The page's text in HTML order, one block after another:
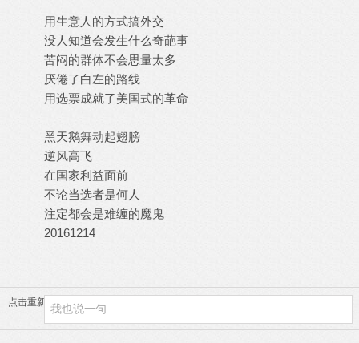
用生意人的方式搞外交
没人知道会发生什么奇葩事
苦闷的群体不会思量太多
厌倦了白左的路线
用选票成就了美国式的革命
黑天鹅舞动起翅膀
逆风高飞
在国家利益面前
不论当选者是何人
注定都会是难缠的魔鬼
20161214
点击重新加载